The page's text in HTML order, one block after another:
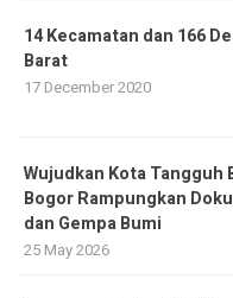
14 Kecamatan dan 166
Barat
17 December 2020
​Wujudkan Kota Tangguh
Bogor Rampungkan
dan Gempa Bumi
25 May 2026